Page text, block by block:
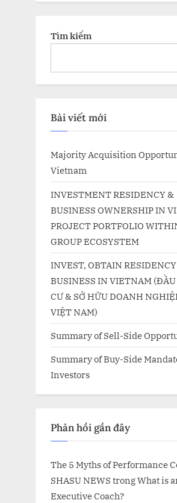
Tìm kiếm
Bài viết mới
Majority Acquisition
Vietnam
INVESTMENT RESIDENCY &
BUSINESS OWNERSHIP IN
PROJECT PORTFOLIO
GROUP ECOSYSTEM
INVEST, OBTAIN
BUSINESS IN VIETNAM
CƯ & SỞ HỮU DOANH
VIỆT NAM)
Summary of Sell-Side
Summary of Buy-Side
Investors
Phản hồi gần đây
The 5 Myths of Performance
SHASU NEWS trongWhat is
Executive Coach?